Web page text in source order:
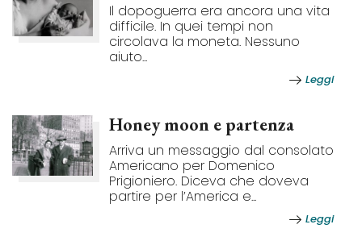
Il dopoguerra era ancora una vita
difficile. In quei tempi non
circolava la moneta. Nessuno
aiuto...
Leggi
Honey moon e partenza
Arriva un messaggio dal consolato
Americano per Domenico
Prigioniero. Diceva che doveva
partire per l’America e...
Leggi